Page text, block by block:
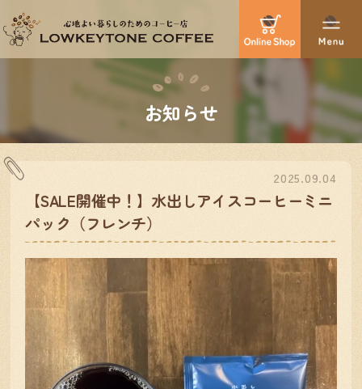
お知らせ
2025.09.04
【SALE開催中！】水出しアイスコーヒーミニ
パック（フレンチ）